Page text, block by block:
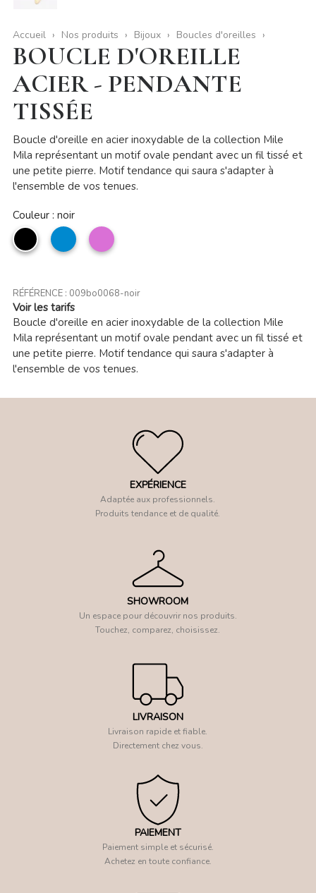
Accueil Nos produits Bijoux Boucles d'oreilles
BOUCLE D'OREILLE
ACIER - PENDANTE
TISSÉE
Boucle d'oreille en acier inoxydable de la collection Mile
Mila représentant un motif ovale pendant avec un fil tissé et
une petite pierre. Motif tendance qui saura s'adapter à
l'ensemble de vos tenues.
Couleur : noir
noir
bleu
jean
Orchidée
RÉFÉRENCE : 009bo0068-noir
Voir les tarifs
Boucle d'oreille en acier inoxydable de la collection Mile
Mila représentant un motif ovale pendant avec un fil tissé et
une petite pierre. Motif tendance qui saura s'adapter à
l'ensemble de vos tenues.
EXPÉRIENCE
Adaptée aux professionnels.
Produits tendance et de qualité.
SHOWROOM
Un espace pour découvrir nos produits.
Touchez, comparez, choisissez.
LIVRAISON
Livraison rapide et fiable.
Directement chez vous.
PAIEMENT
Paiement simple et sécurisé.
Achetez en toute confiance.